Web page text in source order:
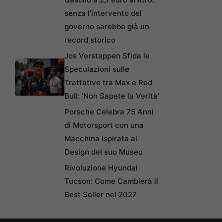
senza l’intervento del
governo sarebbe già un
record storico
Jos Verstappen Sfida le
Speculazioni sulle
Trattative tra Max e Red
Bull: ‘Non Sapete la Verità’
Porsche Celebra 75 Anni
di Motorsport con una
Macchina Ispirata al
Design del suo Museo
Rivoluzione Hyundai
Tucson: Come Cambierà il
Best Seller nel 2027